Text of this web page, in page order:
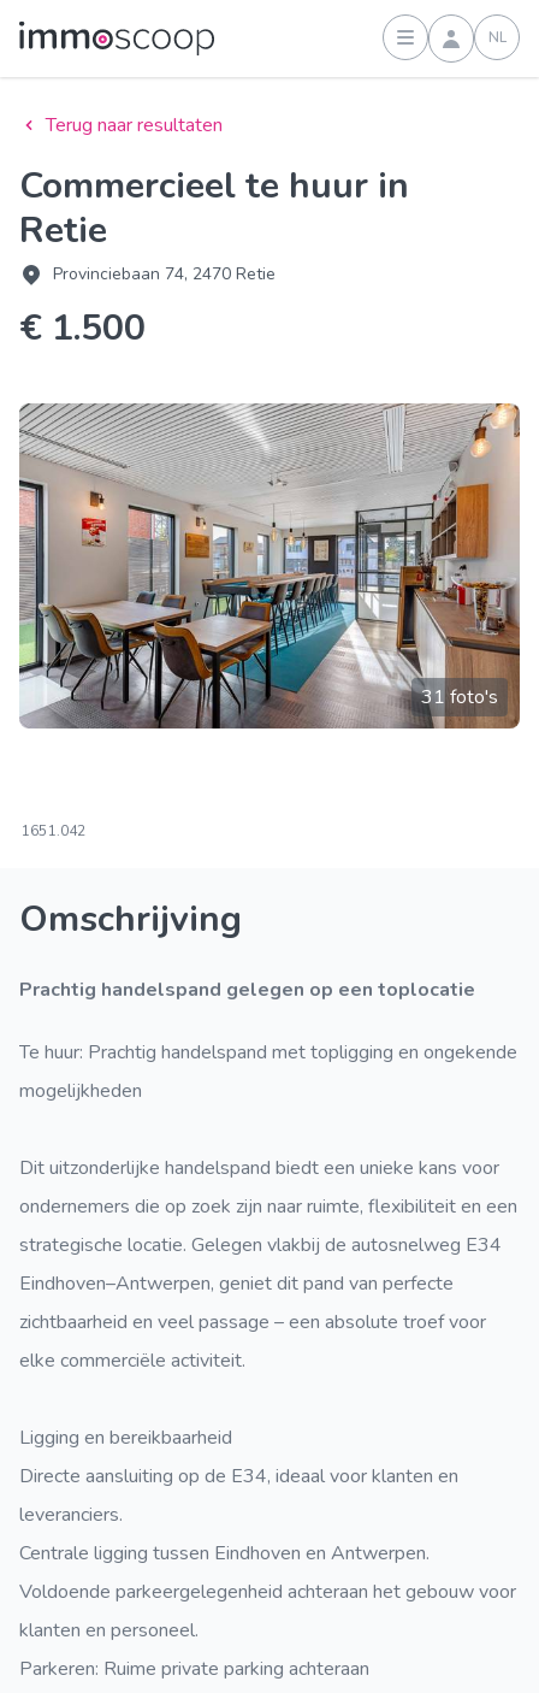
Inloggen
NL
Terug naar resultaten
Commercieel te huur in
Retie
Provinciebaan 74, 2470 Retie
€ 1.500
31 foto's
1651.042
Omschrijving
Prachtig handelspand gelegen op een toplocatie
Te huur: Prachtig handelspand met topligging en ongekende
mogelijkheden
Dit uitzonderlijke handelspand biedt een unieke kans voor
ondernemers die op zoek zijn naar ruimte, flexibiliteit en een
strategische locatie. Gelegen vlakbij de autosnelweg E34
Eindhoven–Antwerpen, geniet dit pand van perfecte
zichtbaarheid en veel passage – een absolute troef voor
elke commerciële activiteit.
Ligging en bereikbaarheid
Directe aansluiting op de E34, ideaal voor klanten en
leveranciers.
Centrale ligging tussen Eindhoven en Antwerpen.
Voldoende parkeergelegenheid achteraan het gebouw voor
klanten en personeel.
Parkeren: Ruime private parking achteraan